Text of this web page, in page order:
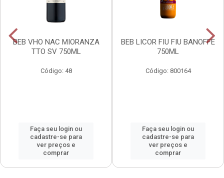
BEB VHO NAC MIORANZA
TTO SV 750ML
Código: 48
Faça seu login ou
cadastre-se para
ver preços e
comprar
BEB LICOR FIU FIU BANOFFE
750ML
Código: 800164
Faça seu login ou
cadastre-se para
ver preços e
comprar